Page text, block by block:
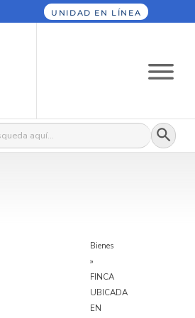
UNIDAD EN LÍNEA
Botón
Bienes
»
FINCA
UBICADA
EN